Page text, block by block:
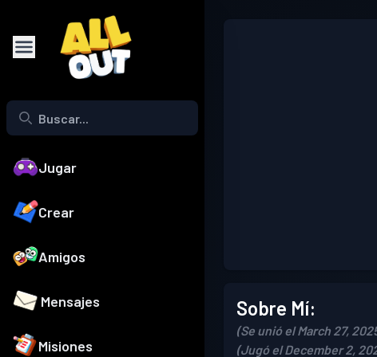
Jugar
Crear
Amigos
Mensajes
Misiones
Sobre Mí:
(Se unió el March 27,
(Jugó el December 2,